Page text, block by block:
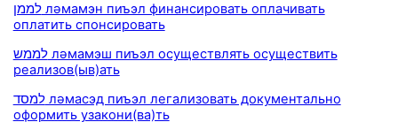
לממן ләмамэн пиъэл финансировать оплачивать
оплатить спонсировать
לממש ләмамэш пиъэл осуществлять осуществить
реализов(ыв)ать
למסד ләмасэд пиъэл легализовать документально
оформить узакони(ва)ть